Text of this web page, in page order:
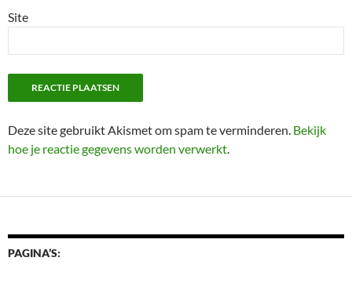
Site
Deze site gebruikt Akismet om spam te verminderen. Bekijk
hoe je reactie gegevens worden verwerkt.
PAGINA’S: